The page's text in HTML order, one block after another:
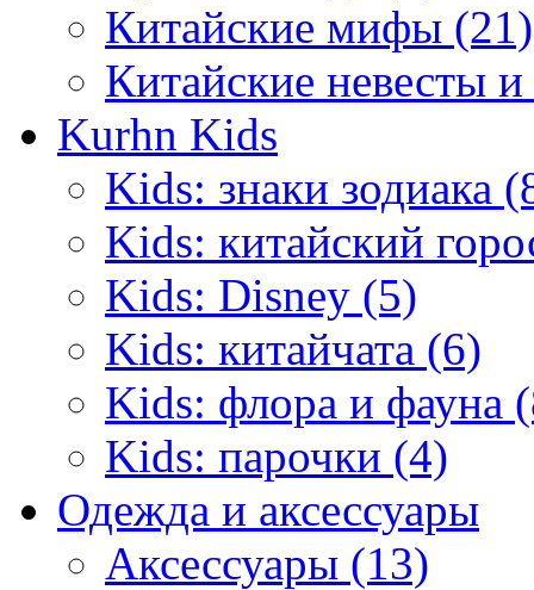
Китайские мифы (21)
Китайские невесты
Kurhn Kids
Kids: знаки зодиака
Kids: китайский
Kids: Disney (5)
Kids: китайчата (6)
Kids: флора и фауна
Kids: парочки (4)
Одежда и аксессуары
Аксессуары (13)